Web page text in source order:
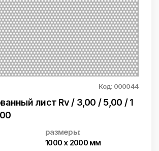
Код: 000044
лист Rv / 3,00 / 5,00 / 1
размеры:
1000 x 2000 мм